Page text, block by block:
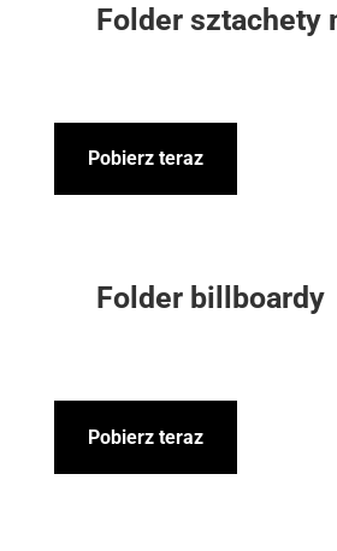
Folder sztachety
Pobierz teraz
Folder billboardy
Pobierz teraz